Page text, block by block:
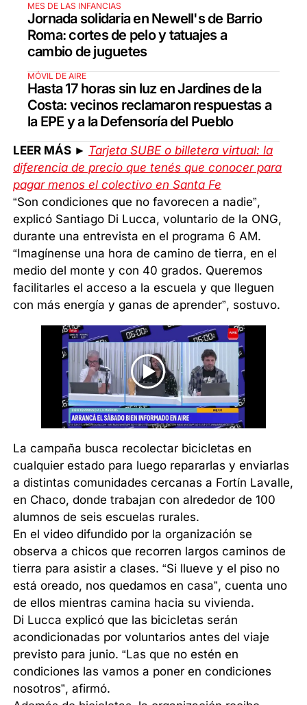
MES DE LAS INFANCIAS
Jornada solidaria en Newell's de Barrio
Roma: cortes de pelo y tatuajes a
cambio de juguetes
MÓVIL DE AIRE
Hasta 17 horas sin luz en Jardines de la
Costa: vecinos reclamaron respuestas a
la EPE y a la Defensoría del Pueblo
LEER MÁS ► Tarjeta SUBE o billetera virtual: la
diferencia de precio que tenés que conocer para
pagar menos el colectivo en Santa Fe
“Son condiciones que no favorecen a nadie”,
explicó Santiago Di Lucca, voluntario de la ONG,
durante una entrevista en el programa 6 AM.
“Imagínense una hora de camino de tierra, en el
medio del monte y con 40 grados. Queremos
facilitarles el acceso a la escuela y que lleguen
con más energía y ganas de aprender”, sostuvo.
La campaña busca recolectar bicicletas en
cualquier estado para luego repararlas y enviarlas
a distintas comunidades cercanas a Fortín Lavalle,
en Chaco, donde trabajan con alrededor de 100
alumnos de seis escuelas rurales.
En el video difundido por la organización se
observa a chicos que recorren largos caminos de
tierra para asistir a clases. “Si llueve y el piso no
está oreado, nos quedamos en casa”, cuenta uno
de ellos mientras camina hacia su vivienda.
Di Lucca explicó que las bicicletas serán
acondicionadas por voluntarios antes del viaje
previsto para junio. “Las que no estén en
condiciones las vamos a poner en condiciones
nosotros”, afirmó.